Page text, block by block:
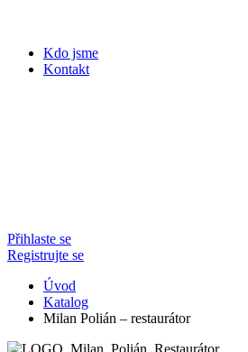
Kdo jsme
Kontakt
Přihlaste se
Registrujte se
Úvod
Katalog
Milan Polián – restaurátor